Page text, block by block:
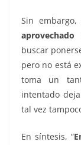
Sin embargo,
aprovechado
buscar
pero no está
toma un
intentado
tal vez
En síntesis, “